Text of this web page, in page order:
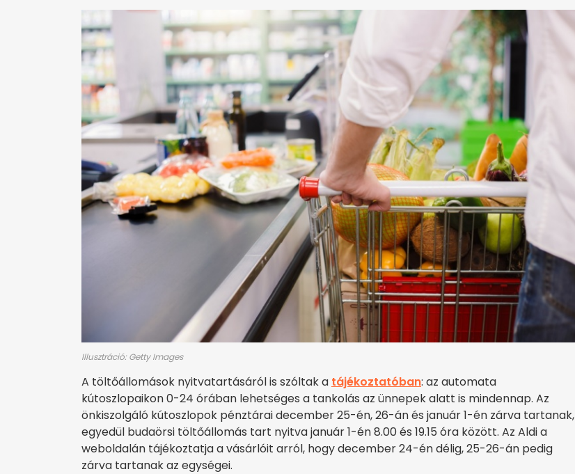
Illusztráció: Getty Images
A töltőállomások nyitvatartásáról is szóltak a tájékoztatóban: az automata
kútoszlopaikon 0-24 órában lehetséges a tankolás az ünnepek alatt is mindennap. Az
önkiszolgáló kútoszlopok pénztárai december 25-én, 26-án és január 1-én zárva tartanak,
egyedül budaörsi töltőállomás tart nyitva január 1-én 8.00 és 19.15 óra között. Az Aldi a
weboldalán tájékoztatja a vásárlóit arról, hogy december 24-én délig, 25-26-án pedig
zárva tartanak az egységei.